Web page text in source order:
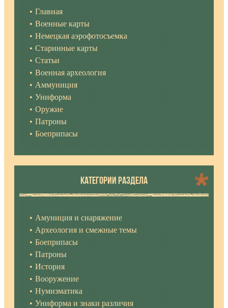
Главная
Военные карты
Немецкая аэрофотосъемка
Старинные карты
Статьи
Военная археология
Аммуниция
Униформа
Оружие
Патроны
Боеприпасы
КАТЕГОРИИ РАЗДЕЛА
Амуниция и снаряжение
Археология и смежные темы
Боеприпасы
Патроны
История
Вооружение
Нумизматика
Униформа и знаки различия